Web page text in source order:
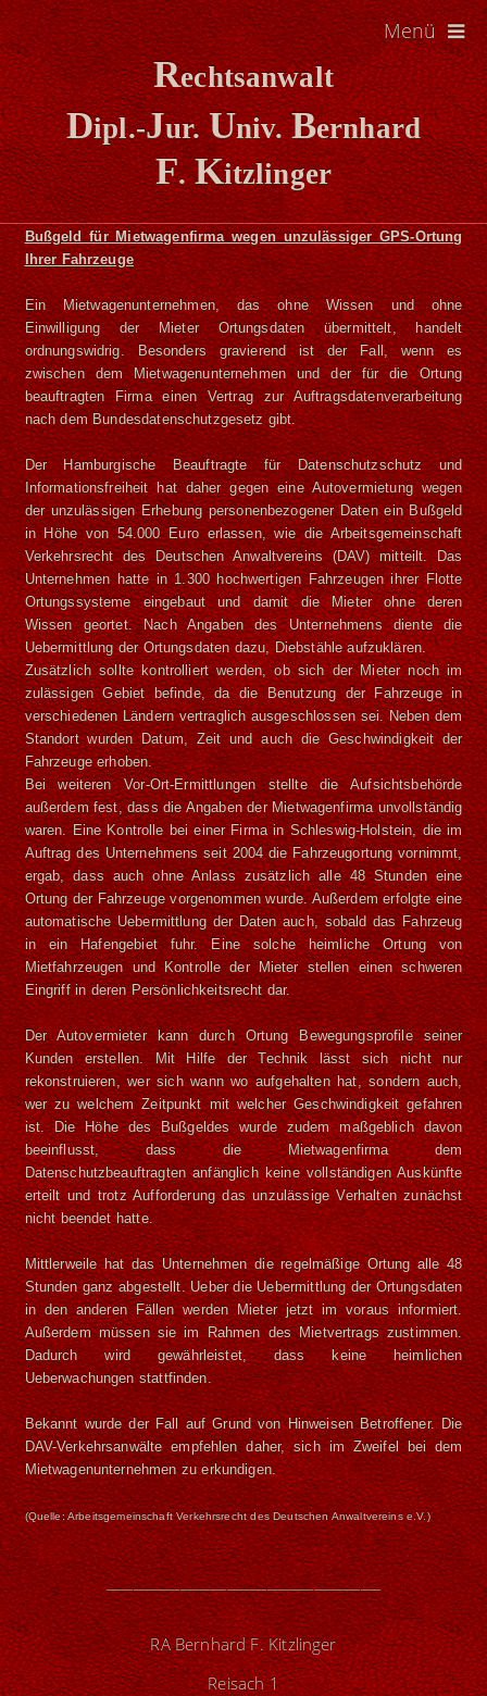
Rechtsanwalt
Dipl.-Jur.Univ.Bernhard
F.Kitzlinger
Menü
Bußgeld für Mietwagenfirma wegen unzulässiger GPS-Ortung
Ihrer Fahrzeuge
Ein Mietwagenunternehmen, das ohne Wissen und ohne
Einwilligung der Mieter Ortungsdaten übermittelt, handelt
ordnungswidrig. Besonders gravierend ist der Fall, wenn es
zwischen dem Mietwagenunternehmen und der für die Ortung
beauftragten Firma einen Vertrag zur Auftragsdatenverarbeitung
nach dem Bundesdatenschutzgesetz gibt.
Der Hamburgische Beauftragte für Datenschutzschutz und
Informationsfreiheit hat daher gegen eine Autovermietung wegen
der unzulässigen Erhebung personenbezogener Daten ein Bußgeld
in Höhe von 54.000 Euro erlassen, wie die Arbeitsgemeinschaft
Verkehrsrecht des Deutschen Anwaltvereins (DAV) mitteilt. Das
Unternehmen hatte in 1.300 hochwertigen Fahrzeugen ihrer Flotte
Ortungssysteme eingebaut und damit die Mieter ohne deren
Wissen geortet. Nach Angaben des Unternehmens diente die
Uebermittlung der Ortungsdaten dazu, Diebstähle aufzuklären.
Zusätzlich sollte kontrolliert werden, ob sich der Mieter noch im
zulässigen Gebiet befinde, da die Benutzung der Fahrzeuge in
verschiedenen Ländern vertraglich ausgeschlossen sei. Neben dem
Standort wurden Datum, Zeit und auch die Geschwindigkeit der
Fahrzeuge erhoben.
Bei weiteren Vor-Ort-Ermittlungen stellte die Aufsichtsbehörde
außerdem fest, dass die Angaben der Mietwagenfirma unvollständig
waren. Eine Kontrolle bei einer Firma in Schleswig-Holstein, die im
Auftrag des Unternehmens seit 2004 die Fahrzeugortung vornimmt,
ergab, dass auch ohne Anlass zusätzlich alle 48 Stunden eine
Ortung der Fahrzeuge vorgenommen wurde. Außerdem erfolgte eine
automatische Uebermittlung der Daten auch, sobald das Fahrzeug
in ein Hafengebiet fuhr. Eine solche heimliche Ortung von
Mietfahrzeugen und Kontrolle der Mieter stellen einen schweren
Eingriff in deren Persönlichkeitsrecht dar.
Der Autovermieter kann durch Ortung Bewegungsprofile seiner
Kunden erstellen. Mit Hilfe der Technik lässt sich nicht nur
rekonstruieren, wer sich wann wo aufgehalten hat, sondern auch,
wer zu welchem Zeitpunkt mit welcher Geschwindigkeit gefahren
ist. Die Höhe des Bußgeldes wurde zudem maßgeblich davon
beeinflusst, dass die Mietwagenfirma dem
Datenschutzbeauftragten anfänglich keine vollständigen Auskünfte
erteilt und trotz Aufforderung das unzulässige Verhalten zunächst
nicht beendet hatte.
Mittlerweile hat das Unternehmen die regelmäßige Ortung alle 48
Stunden ganz abgestellt. Ueber die Uebermittlung der Ortungsdaten
in den anderen Fällen werden Mieter jetzt im voraus informiert.
Außerdem müssen sie im Rahmen des Mietvertrags zustimmen.
Dadurch wird gewährleistet, dass keine heimlichen
Ueberwachungen stattfinden.
Bekannt wurde der Fall auf Grund von Hinweisen Betroffener. Die
DAV-Verkehrsanwälte empfehlen daher, sich im Zweifel bei dem
Mietwagenunternehmen zu erkundigen.
(Quelle: Arbeitsgemeinschaft Verkehrsrecht des Deutschen Anwaltvereins e.V.)
_________________________________________
RA Bernhard F. Kitzlinger
Reisach 1